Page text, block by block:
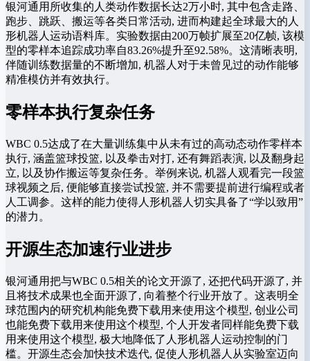
银河通用所收集的人类动作数据长达2万小时, 其中包含走路、
跑步、跳跃、搬运等各类日常活动, 进而构建起全球最大的人
形机器人运动语料库。实验数据由200万帧扩展至20亿帧, 该模
型的零样本追踪成功率自83.26%提升至92.58%。这清晰表明,
伴随训练数据量的不断增加, 机器人对于未曾见过的动作能够
精准模仿并有效执行。
零样本执行复杂任务
WBC 0.5达成了在大量训练集中从未有过的高动态动作零样本
执行, 涵盖篮球投篮, 以及拳击对打, 还有舞蹈表演, 以及翻身起
立, 以及协作搬运等复杂任务。举例来说, 机器人观看完一段篮
球视频之后, 便能够直接尝试投篮, 并不需要提前进行编程或者
人工调参。这样的能力使得人形机器人切实具备了“学以致用”
的潜力。
开源生态加速行业进步
银河通用把与WBC 0.5相关的论文开源了, 还把代码开源了, 并
且将技术成果也全面开源了, 向着整个行业开放了。这表明全
球范围内的研究机构能免费下载用来使用这个模型, 创业公司
也能免费下载用来使用这个模型, 个人开发者同样能免费下载
用来使用这个模型, 极大地降低了人形机器人运动控制的门
槛。开源生态会加快技术迭代, 促使人形机器人从实验室迈向